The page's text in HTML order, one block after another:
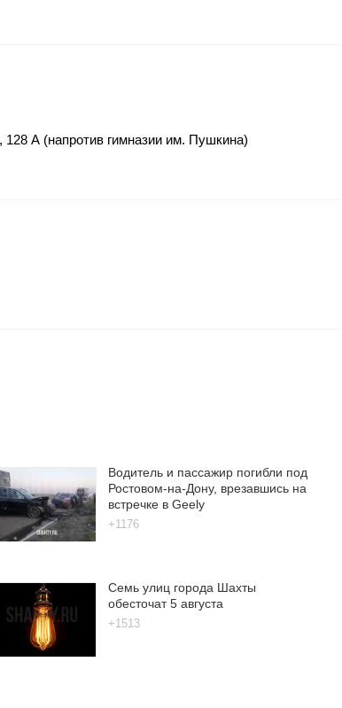
А (напротив гимназии им. Пушкина)
Водитель и пассажир погибли под
Ростовом-на-Дону, врезавшись на
встречке в Geely
+1176
Семь улиц города Шахты
обесточат 5 августа
+1513